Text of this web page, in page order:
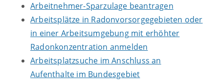
Arbeitnehmer-Sparzulage beantragen
Arbeitsplätze in Radonvorsorgegebieten oder
in einer Arbeitsumgebung mit erhöhter
Radonkonzentration anmelden
Arbeitsplatzsuche im Anschluss an
Aufenthalte im Bundesgebiet